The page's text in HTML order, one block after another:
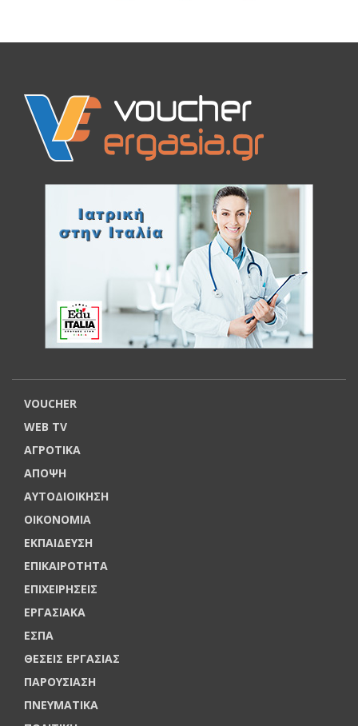
VOUCHER
WEB TV
ΑΓΡΟΤΙΚΑ
ΑΠΟΨΗ
ΑΥΤΟΔΙΟΙΚΗΣΗ
ΟΙΚΟΝΟΜΙΑ
ΕΚΠΑΙΔΕΥΣΗ
ΕΠΙΚΑΙΡΟΤΗΤΑ
ΕΠΙΧΕΙΡΗΣΕΙΣ
ΕΡΓΑΣΙΑΚΑ
ΕΣΠΑ
ΘΕΣΕΙΣ ΕΡΓΑΣΙΑΣ
ΠΑΡΟΥΣΙΑΣΗ
ΠΝΕΥΜΑΤΙΚΑ